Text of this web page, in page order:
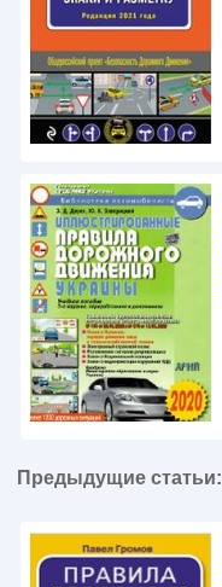
Предыдущие статьи: